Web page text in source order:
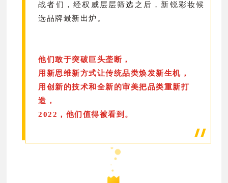
战者们，经权威层层筛选之后，新锐彩妆候
选品牌最新出炉。
他们敢于突破巨头垄断，
用新思维新方式让传统品类焕发新生机，
用创新的技术和全新的审美把品类重新打
造，
2022，他们值得被看到。